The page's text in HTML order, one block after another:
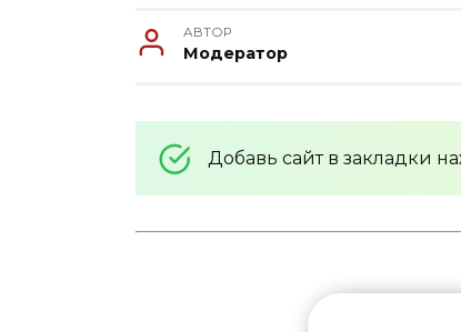
АВТОР
Модератор
Добавь сайт в закладки